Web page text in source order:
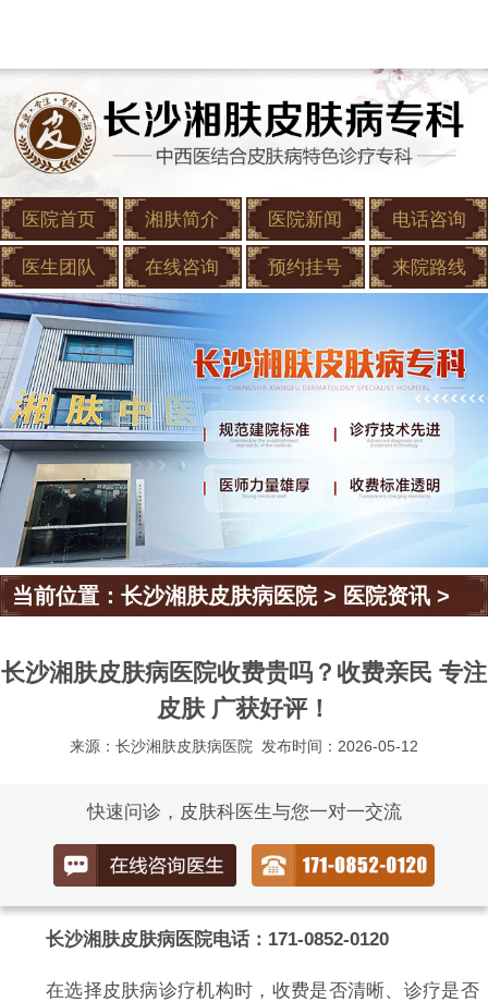
医院首页 湘肤简介 医院新闻 电话咨询
医生团队 在线咨询 预约挂号 来院路线
当前位置：长沙湘肤皮肤病医院> 医院资讯 >
长沙湘肤皮肤病医院收费贵吗？收费亲民 专注
皮肤 广获好评！
来源：长沙湘肤皮肤病医院 发布时间：2026-05-12
快速问诊，皮肤科医生与您一对一交流
长沙湘肤皮肤病医院电话：171-0852-0120
在选择皮肤病诊疗机构时，收费是否清晰、诊疗是否